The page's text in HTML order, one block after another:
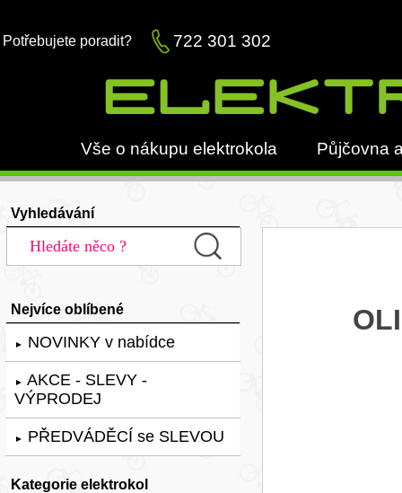
Potřebujete poradit? 722 301 302
Vše o nákupu elektrokola Půjčovna
Vyhledávání
Nejvíce oblíbené
► NOVINKY v nabídce
► AKCE - SLEVY -
VÝPRODEJ
► PŘEDVÁDĚCÍ se SLEVOU
Kategorie elektrokol